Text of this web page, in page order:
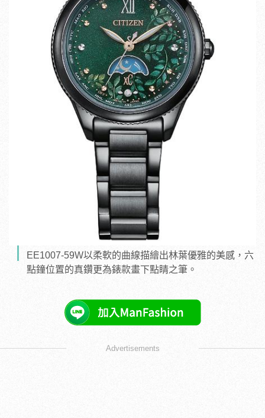
EE1007-59W以柔軟的曲線描繪出林葉優雅的美感，六
點鐘位置的真鑽更為錶款畫下點睛之筆。
Advertisements